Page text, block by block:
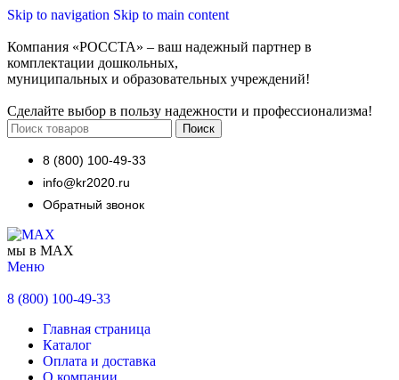
Skip to navigation Skip to main content
Компания «РОССТА» – ваш надежный партнер в
комплектации дошкольных,
муниципальных и образовательных учреждений!
Сделайте выбор в пользу надежности и профессионализма!
Поиск
8 (800) 100-49-33
info@kr2020.ru
Обратный звонок
мы в MAX
Меню
8 (800) 100-49-33
Главная страница
Каталог
Оплата и доставка
О компании